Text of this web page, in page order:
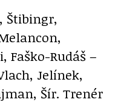
Štibingr,
Faško-Rudáš –
Jelínek,
Šír. Trenér